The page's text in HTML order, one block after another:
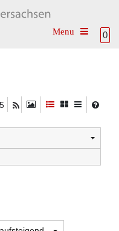
0
Toggle